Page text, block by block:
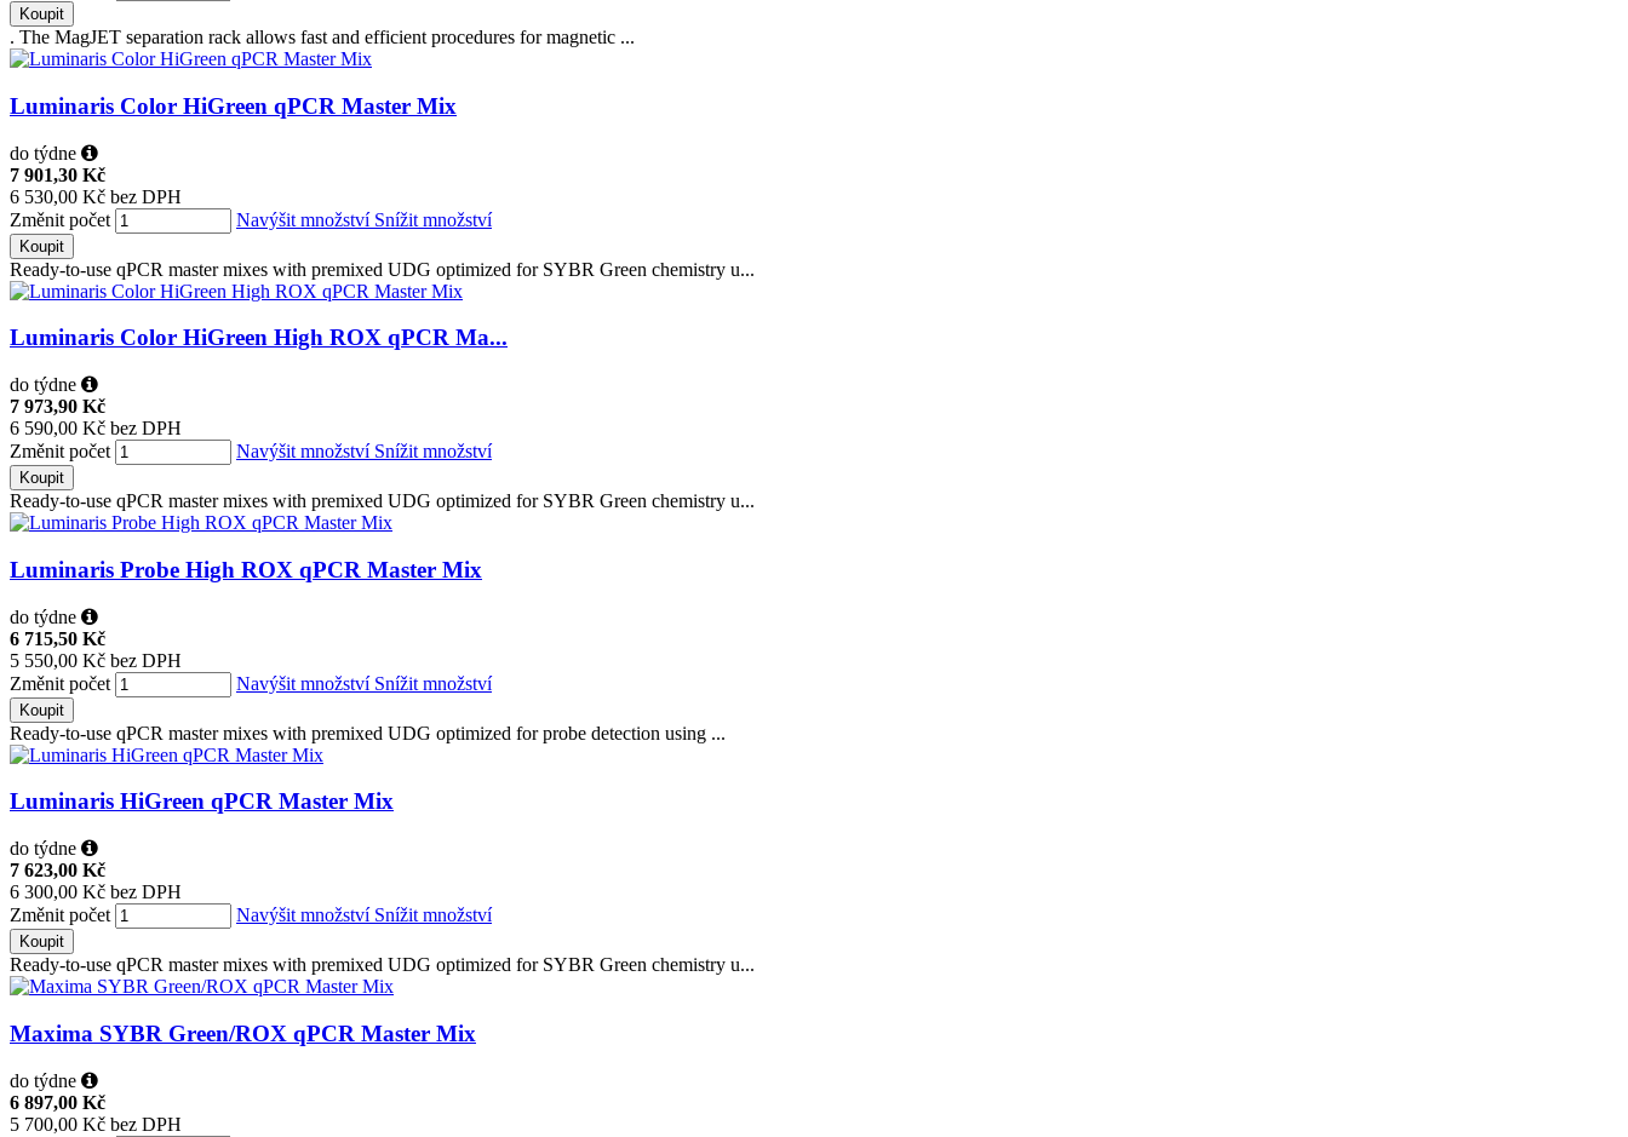
Koupit
. The MagJET separation rack allows fast and efficient procedures for magnetic ...
Luminaris Color HiGreen qPCR Master Mix
do týdne
7 901,30 Kč
6 530,00 Kč bez DPH
Změnit počet
Navýšit množství Snížit množství
Koupit
Ready-to-use qPCR master mixes with premixed UDG optimized for SYBR Green chemistry u...
Luminaris Color HiGreen High ROX qPCR Ma...
do týdne
7 973,90 Kč
6 590,00 Kč bez DPH
Změnit počet
Navýšit množství Snížit množství
Koupit
Ready-to-use qPCR master mixes with premixed UDG optimized for SYBR Green chemistry u...
Luminaris Probe High ROX qPCR Master Mix
do týdne
6 715,50 Kč
5 550,00 Kč bez DPH
Změnit počet
Navýšit množství Snížit množství
Koupit
Ready-to-use qPCR master mixes with premixed UDG optimized for probe detection using ...
Luminaris HiGreen qPCR Master Mix
do týdne
7 623,00 Kč
6 300,00 Kč bez DPH
Změnit počet
Navýšit množství Snížit množství
Koupit
Ready-to-use qPCR master mixes with premixed UDG optimized for SYBR Green chemistry u...
Maxima SYBR Green/ROX qPCR Master Mix
do týdne
6 897,00 Kč
5 700,00 Kč bez DPH